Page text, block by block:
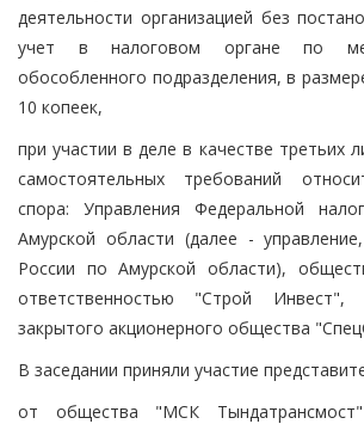
деятельности организацией без
учет в налоговом органе по
обособленного подразделения, в
10 копеек,
при участии в деле в качестве третьих
самостоятельных требований
спора: Управления Федеральной
Амурской области (далее -
России по Амурской области),
ответственностью "Строй
закрытого акционерного общества
В заседании приняли участие
от общества "МСК